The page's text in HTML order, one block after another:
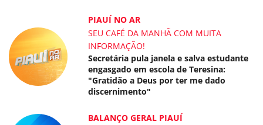
PIAUÍ NO AR
SEU CAFÉ DA MANHÃ COM MUITA
INFORMAÇÃO!
Secretária pula janela e salva estudante
engasgado em escola de Teresina:
"Gratidão a Deus por ter me dado
discernimento"
BALANÇO GERAL PIAUÍ